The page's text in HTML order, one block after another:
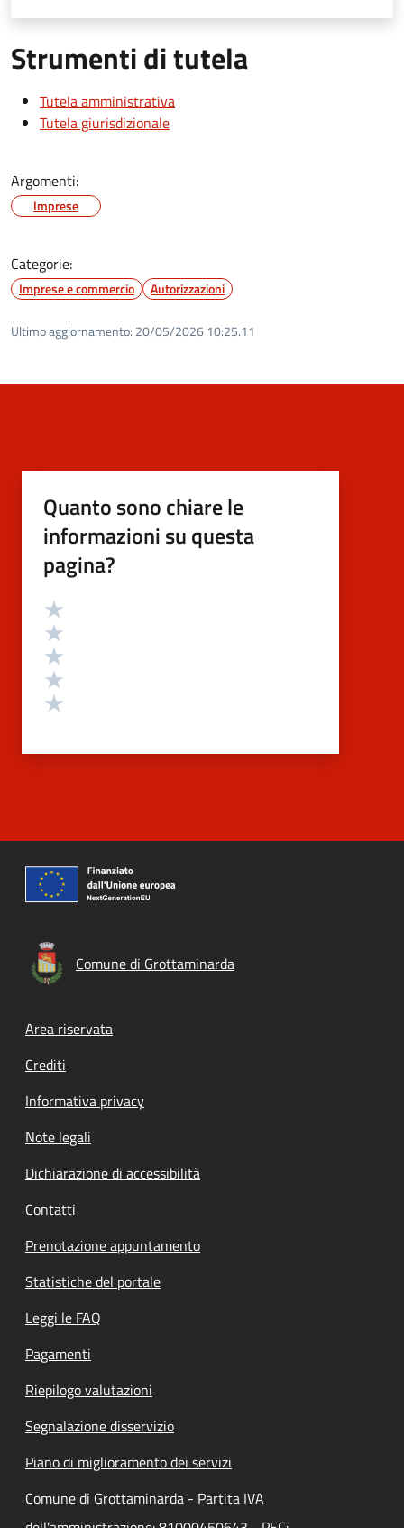
Strumenti di tutela
Tutela amministrativa
Tutela giurisdizionale
Argomenti:
Imprese
Categorie:
Imprese e commercio Autorizzazioni
Ultimo aggiornamento: 20/05/2026 10:25.11
Quanto sono chiare le
informazioni su questa
pagina?
Valutazione
Comune di Grottaminarda
Footer menu
Area riservata
Crediti
Informativa privacy
Note legali
Dichiarazione di accessibilità
Contatti
Prenotazione appuntamento
Statistiche del portale
Leggi le FAQ
Pagamenti
Riepilogo valutazioni
Segnalazione disservizio
Piano di miglioramento dei servizi
Comune di Grottaminarda - Partita IVA